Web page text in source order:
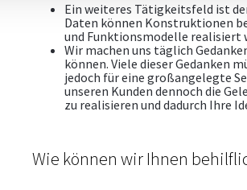
Ein weiteres Tätigkeitsfeld ist
Daten können Konstruktionen
und Funktionsmodelle realisiert
Wir machen uns täglich
können. Viele dieser Gedanken
jedoch für eine großangelegte
unseren Kunden dennoch die
zu realisieren und dadurch Ihre
Wie können wir Ihnen